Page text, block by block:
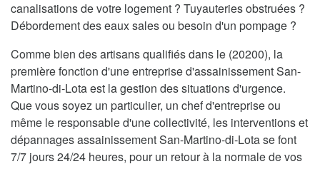
canalisations de votre logement ? Tuyauteries obstruées ?
Débordement des eaux sales ou besoin d'un pompage ?
Comme bien des artisans qualifiés dans le (20200), la
première fonction d'une entreprise d'assainissement San-
Martino-di-Lota est la gestion des situations d'urgence.
Que vous soyez un particulier, un chef d'entreprise ou
même le responsable d'une collectivité, les interventions et
dépannages assainissement San-Martino-di-Lota se font
7/7 jours 24/24 heures, pour un retour à la normale de vos